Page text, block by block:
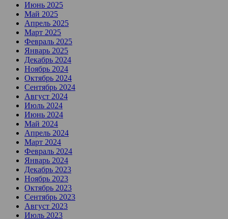
Июнь 2025
Май 2025
Апрель 2025
Март 2025
Февраль 2025
Январь 2025
Декабрь 2024
Ноябрь 2024
Октябрь 2024
Сентябрь 2024
Август 2024
Июль 2024
Июнь 2024
Май 2024
Апрель 2024
Март 2024
Февраль 2024
Январь 2024
Декабрь 2023
Ноябрь 2023
Октябрь 2023
Сентябрь 2023
Август 2023
Июль 2023